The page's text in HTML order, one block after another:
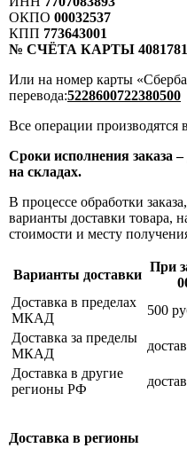
ОКПО 00032537
КПП 773643001
№ СЧЁТА КАРТЫ
Или на номер карты
перевода:5228600722380500
Все операции производятся
Сроки исполнения заказа
на складах.
В процессе обработки
варианты доставки товара,
стоимости и месту
Варианты доставки
При
Доставка в пределах
МКАД
500
Доставка за пределы
МКАД
Доставка в другие
регионы РФ
Доставка в регионы